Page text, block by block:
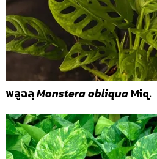
พลูฉลุMonstera obliquaMiq.